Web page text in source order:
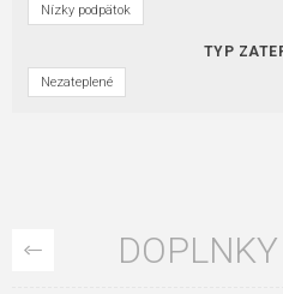
Nízky podpätok
TYP
Nezateplené